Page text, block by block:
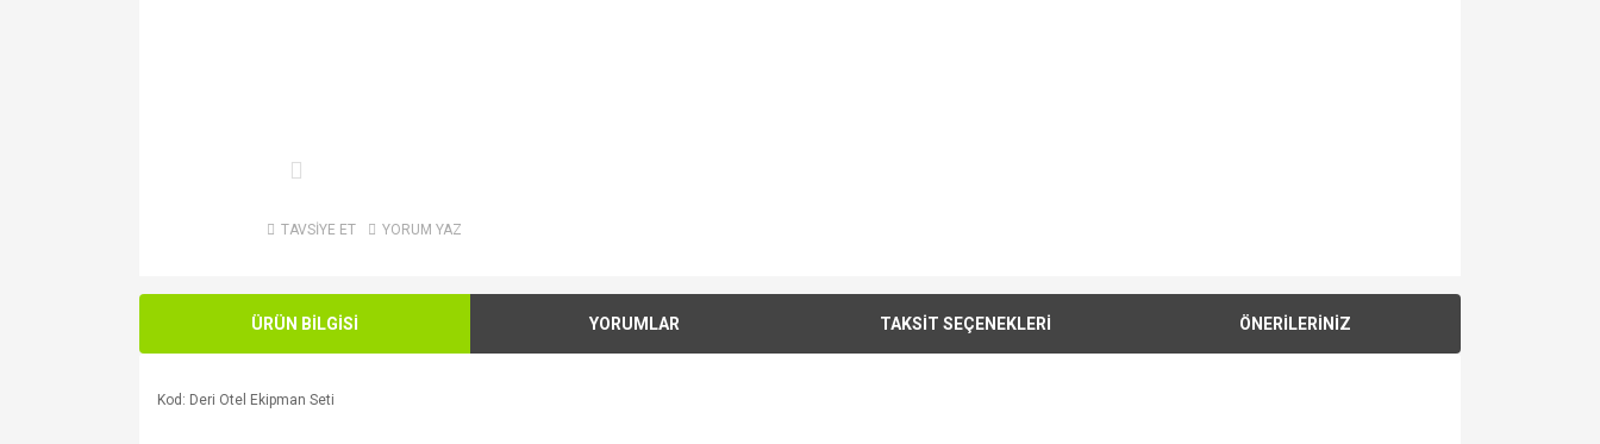
TAVSİYE ET YORUM YAZ
ÜRÜN BİLGİSİ YORUMLAR TAKSİT SEÇENEKLERİ ÖNERİLERİNİZ
Kod: Deri Otel Ekipman Seti